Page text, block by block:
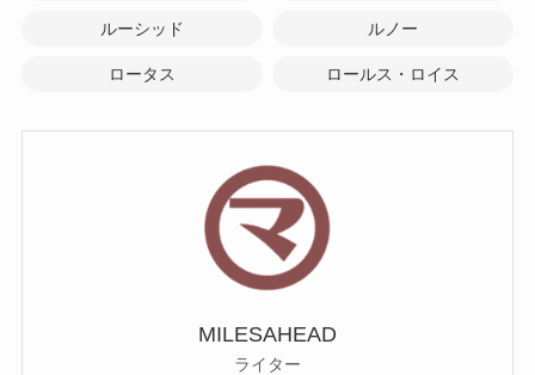
ルーシッド ルノー
ロータス ロールス・ロイス
MILESAHEAD
ライター